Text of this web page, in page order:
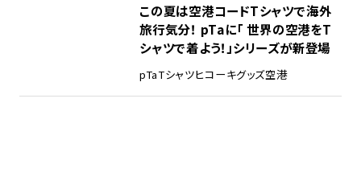
この夏は空港コードTシャツで海外
旅行気分！ pTaに「 世界の空港をT
シャツで着よう！」シリーズが新登場
pTaTシャツヒコーキグッズ空港